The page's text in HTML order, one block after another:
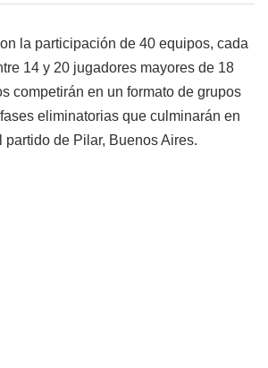
la participación de 40 equipos, cada
14 y 20 jugadores mayores de 18
competirán en un formato de grupos
eliminatorias que culminarán en
partido de Pilar, Buenos Aires.